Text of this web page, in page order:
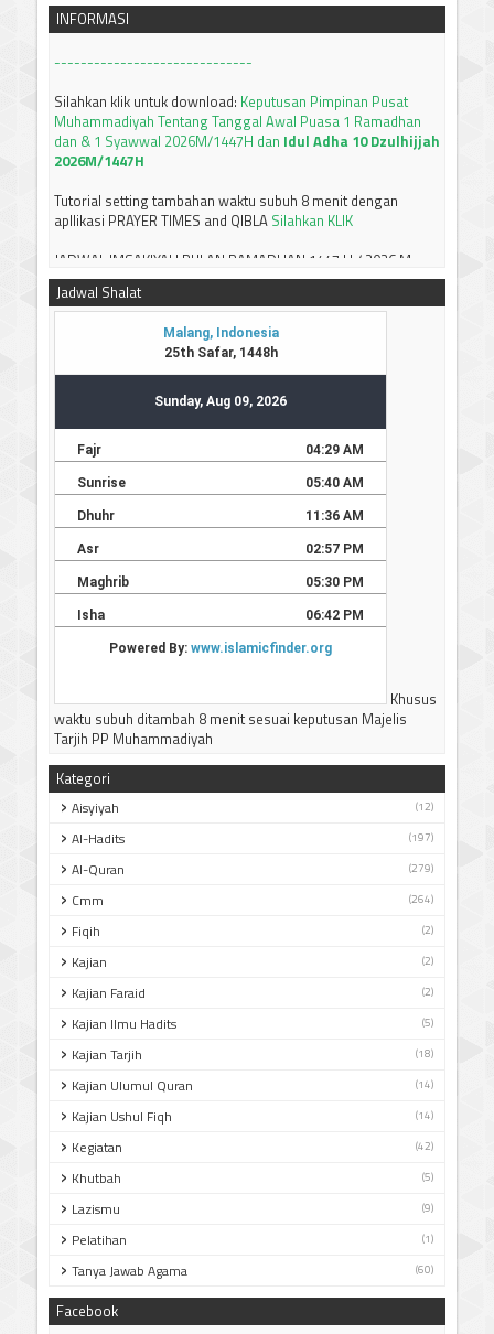
INFORMASI
------------------------------
dan & 1 Syawwal 2026M/1447H dan
Idul Adha 10 Dzulhijjah
2026M/1447H
Tutorial setting tambahan waktu subuh 8 menit dengan
apllikasi PRAYER TIMES and QIBLA
JADWAL IMSAKIYAH BULAN RAMADHAN 1447 H / 2026 M
JAWA TIMURSilahkan bisa didownload
Jadwal Shalat
Khusus
waktu subuh ditambah 8 menit sesuai keputusan Majelis
Tarjih PP Muhammadiyah
Kategori
Aisyiyah (12)
Al-Hadits (197)
Al-Quran (279)
Cmm (264)
Fiqih (2)
Kajian (2)
Kajian Faraid (2)
Kajian Ilmu Hadits (5)
Kajian Tarjih (18)
Kajian Ulumul Quran (14)
Kajian Ushul Fiqh (14)
Kegiatan (42)
Khutbah (5)
Lazismu (9)
Pelatihan (1)
Tanya Jawab Agama (60)
Facebook